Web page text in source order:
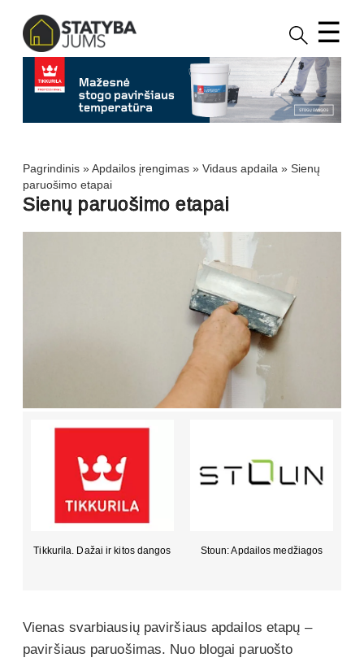
☰
Pagrindinis »Apdailos įrengimas » Vidaus apdaila » Sienų
paruošimo etapai
Sienų paruošimo etapai
Tikkurila. Dažai ir kitos dangos Stoun: Apdailos medžiagos
Vienas svarbiausių paviršiaus apdailos etapų –
paviršiaus paruošimas. Nuo blogai paruošto